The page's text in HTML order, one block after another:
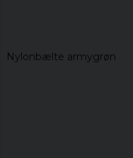
Nylonbælte armygrøn